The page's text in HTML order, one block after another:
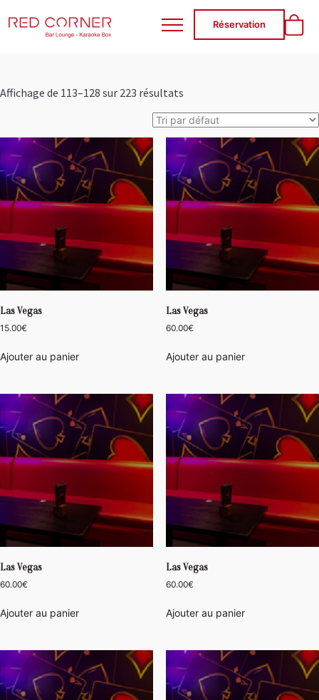
RED CORNER
Réservation
Affichage de 113–128 sur 223 résultats
Las Vegas
15.00€
Ajouter au panier
Las Vegas
60.00€
Ajouter au panier
Las Vegas
60.00€
Ajouter au panier
Las Vegas
60.00€
Ajouter au panier